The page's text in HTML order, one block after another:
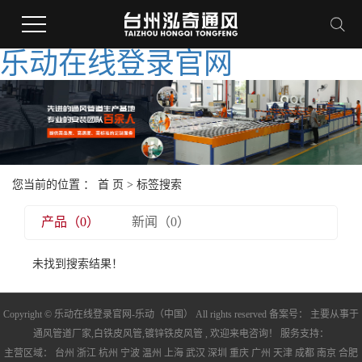
乐动在线登录官网
您当前的位置 ： 首 页 > 标签搜索
产品（0） 新闻（0）
未找到搜索结果！
Copyright © 乐动在线登录官网-乐动（中国） All rights reserved 备案号： 主要从事于
通风管道厂家, 白铁皮风管,镀锌铁皮风管 , 欢迎来电咨询！ 服务支持：
主营区域： 台州 浙江 杭州 宁波 温州 上海 武汉 深圳 重庆 广州 天津 成都 南京 合肥